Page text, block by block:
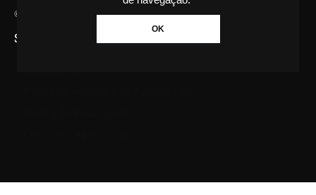
OK
© Agência GBC. Aqui tem notícia. Todos os direitos reservados.
SAIBA MAIS SOBRE A AGÊNCIA GBC